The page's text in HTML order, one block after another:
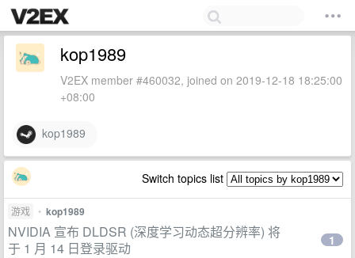
kop1989
V2EX member #460032, joined on 2019-12-18 18:25:00
+08:00
kop1989
Switch topics list
游戏 • kop1989
NVIDIA 宣布 DLDSR (深度学习动态超分辨率) 将
于 1 月 14 日登录驱动
1